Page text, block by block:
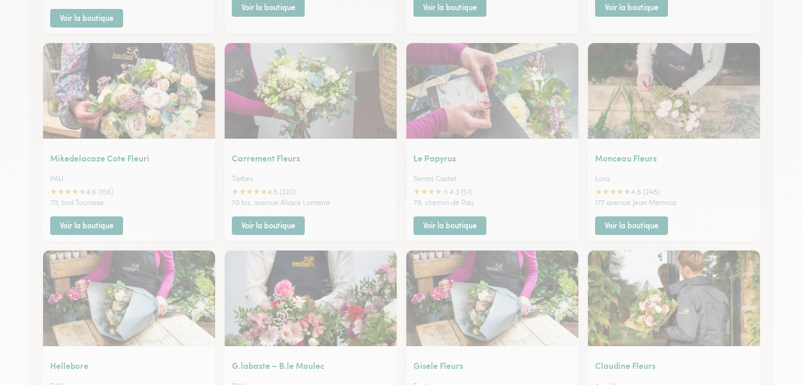
Voir la boutique
Voir la boutique Voir la boutique Voir la boutique
Mikedelacaze Cote Fleuri
PAU
★★★★★4.6 (156)
70, bvd Tourasse
Voir la boutique
Carrement Fleurs
Tarbes
★★★★★4.5 (220)
70 bis, avenue Alsace Lorraine
Voir la boutique
Le Papyrus
Serres Castet
★★★★
4.3 (51)
79, chemin de Pau
Voir la boutique
Monceau Fleurs
Lons
★★★★★4.6 (248)
177 avenue Jean Mermoz
Voir la boutique
Hellebore G.labaste – B.le Moulec Gisele Fleurs Claudine Fleurs